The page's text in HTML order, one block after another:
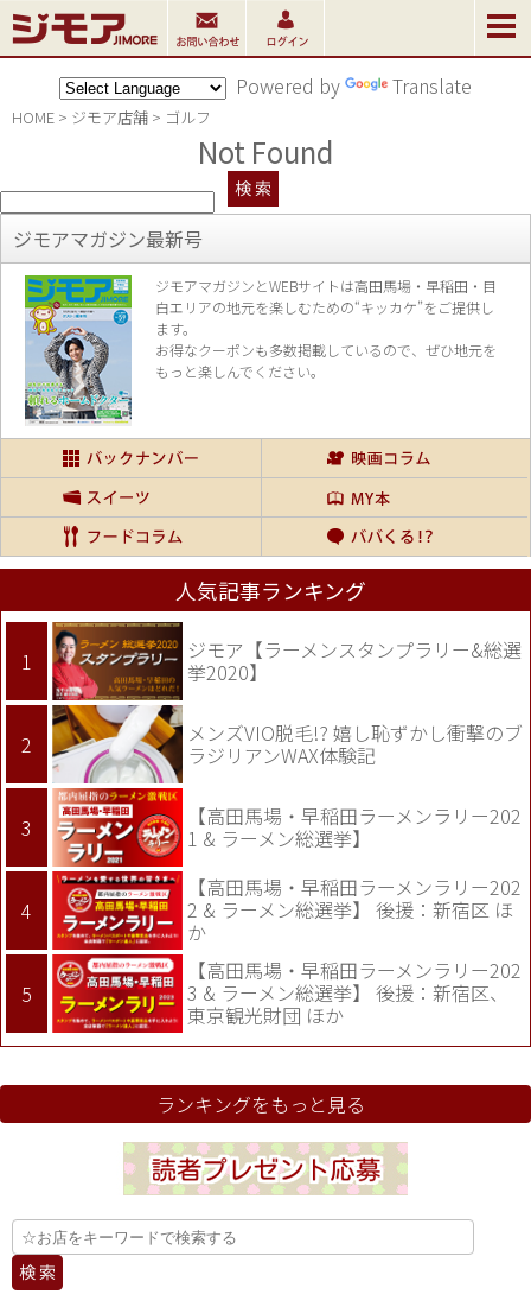
Powered by Translate
HOME > ジモア店舗 > ゴルフ
Not Found
ジモアマガジン最新号
ジモアマガジンとWEBサイトは高田馬場・早稲田・目
白エリアの地元を楽しむための“キッカケ”をご提供し
ます。
お得なクーポンも多数掲載しているので、 ぜひ地元を
もっと楽しんでください。
人気記事ランキング
ジモア【ラーメンスタンプラリー&総選
挙2020】
メンズVIO脱毛!? 嬉し恥ずかし衝撃のブ
ラジリアンWAX体験記
【高田馬場・早稲田ラーメンラリー202
1 & ラーメン総選挙】
【高田馬場・早稲田ラーメンラリー202
2 & ラーメン総選挙】 後援：新宿区 ほ
か
【高田馬場・早稲田ラーメンラリー202
3 & ラーメン総選挙】 後援：新宿区、
東京観光財団 ほか
ランキングをもっと見る